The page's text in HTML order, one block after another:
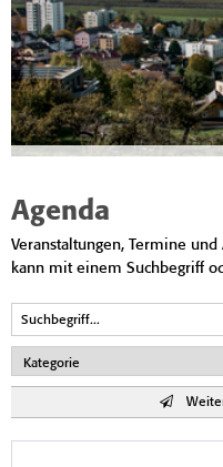
Agenda
Veranstaltungen, Termine
kann mit einem Suchbegriff